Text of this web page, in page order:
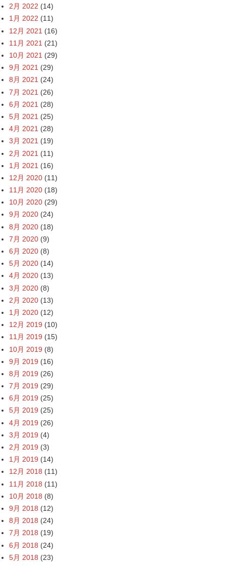
2月 2022 (14)
1月 2022 (11)
12月 2021 (16)
11月 2021 (21)
10月 2021 (29)
9月 2021 (29)
8月 2021 (24)
7月 2021 (26)
6月 2021 (28)
5月 2021 (25)
4月 2021 (28)
3月 2021 (19)
2月 2021 (11)
1月 2021 (16)
12月 2020 (11)
11月 2020 (18)
10月 2020 (29)
9月 2020 (24)
8月 2020 (18)
7月 2020 (9)
6月 2020 (8)
5月 2020 (14)
4月 2020 (13)
3月 2020 (8)
2月 2020 (13)
1月 2020 (12)
12月 2019 (10)
11月 2019 (15)
10月 2019 (8)
9月 2019 (16)
8月 2019 (26)
7月 2019 (29)
6月 2019 (25)
5月 2019 (25)
4月 2019 (26)
3月 2019 (4)
2月 2019 (3)
1月 2019 (14)
12月 2018 (11)
11月 2018 (11)
10月 2018 (8)
9月 2018 (12)
8月 2018 (24)
7月 2018 (19)
6月 2018 (24)
5月 2018 (23)